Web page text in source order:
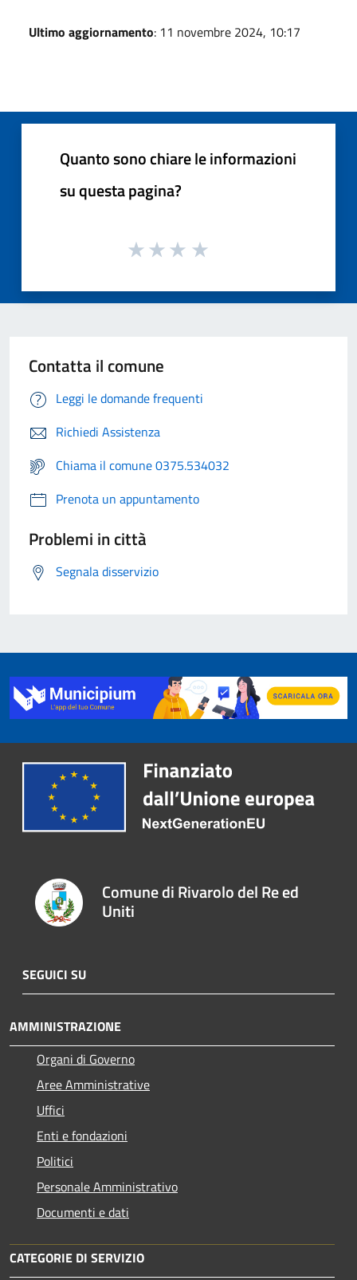
Ultimo aggiornamento: 11 novembre 2024, 10:17
Quanto sono chiare le informazioni
su questa pagina?
Contatta il comune
Leggi le domande frequenti
Richiedi Assistenza
Chiama il comune 0375.534032
Prenota un appuntamento
Problemi in città
Segnala disservizio
Comune di Rivarolo del Re ed
Uniti
SEGUICI SU
AMMINISTRAZIONE
Organi di Governo
Aree Amministrative
Uffici
Enti e fondazioni
Politici
Personale Amministrativo
Documenti e dati
CATEGORIE DI SERVIZIO